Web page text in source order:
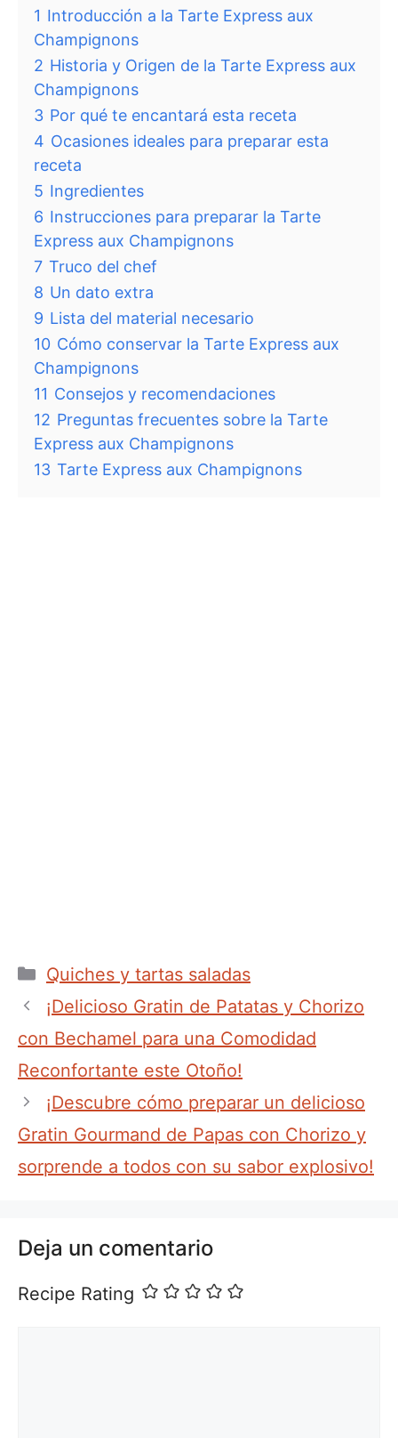
1 Introducción a la Tarte Express aux
Champignons
2 Historia y Origen de la Tarte Express aux
Champignons
3 Por qué te encantará esta receta
4 Ocasiones ideales para preparar esta
receta
5 Ingredientes
6 Instrucciones para preparar la Tarte
Express aux Champignons
7 Truco del chef
8 Un dato extra
9 Lista del material necesario
10 Cómo conservar la Tarte Express aux
Champignons
11 Consejos y recomendaciones
12 Preguntas frecuentes sobre la Tarte
Express aux Champignons
13 Tarte Express aux Champignons
Categorías
Quiches y tartas saladas
¡Delicioso Gratin de Patatas y Chorizo
con Bechamel para una Comodidad
Reconfortante este Otoño!
¡Descubre cómo preparar un delicioso
Gratin Gourmand de Papas con Chorizo y
sorprende a todos con su sabor explosivo!
Deja un comentario
Recipe Rating